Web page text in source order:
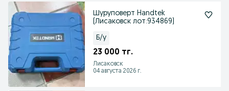
Шуруповерт Handtek
(Лисаковск лот:934869)
Б/у
23 000 тг.
Лисаковск
04 августа 2026 г.